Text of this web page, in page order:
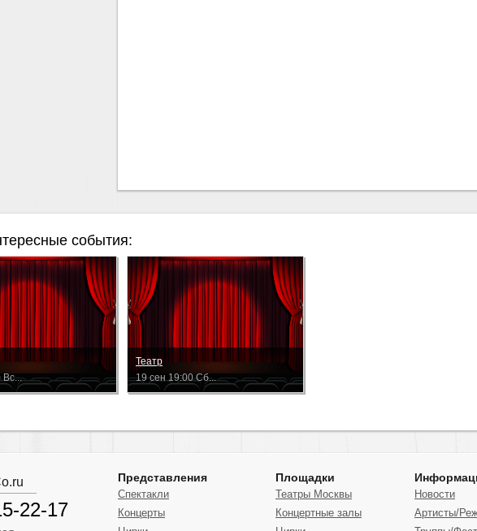
события:
Вс...
Театр
19 сен 19:00 Сб...
22-17
Представления
Спектакли
Концерты
Площадки
Театры Москвы
Концертные залы
Новости
Артисты/